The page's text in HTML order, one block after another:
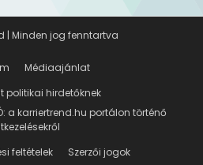
Médiaajánlat
politikai hirdetőknek
a karriertrend.hu portálon történő
feltételek
Szerzői jogok
| Minden jog fenntartva